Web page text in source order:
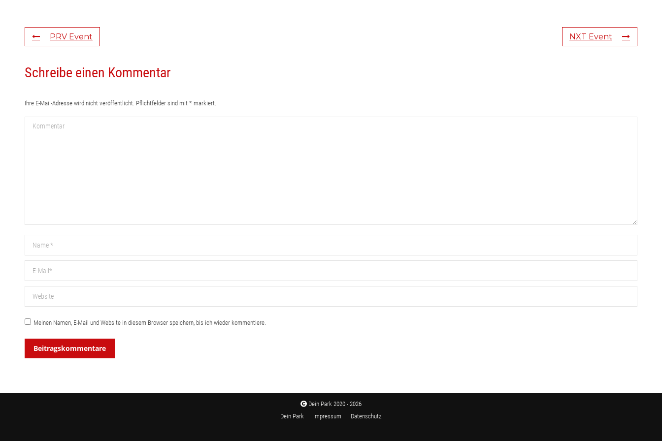
PRV Event NXT Event
Schreibe einen Kommentar
Ihre E-Mail-Adresse wird nicht veröffentlicht. Pflichtfelder sind mit * markiert.
Kommentar
Meinen Namen, E-Mail und Website in diesem Browser speichern, bis ich wieder kommentiere.
Beitragskommentare
Dein Park 2020 - 2026
Dein Park
Impressum Datenschutz